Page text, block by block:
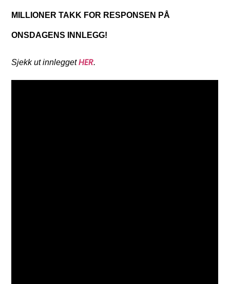
MILLIONER TAKK FOR RESPONSEN PÅ
ONSDAGENS INNLEGG!
Sjekk ut innleggetHER.